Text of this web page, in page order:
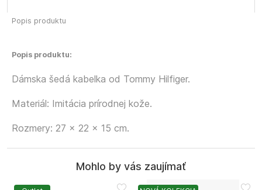
Popis produktu
Popis produktu:
Dámska šedá kabelka od Tommy Hilfiger.
Materiál: Imitácia prírodnej kože.
Rozmery: 27 x 22 x 15 cm.
Mohlo by vás zaujímať